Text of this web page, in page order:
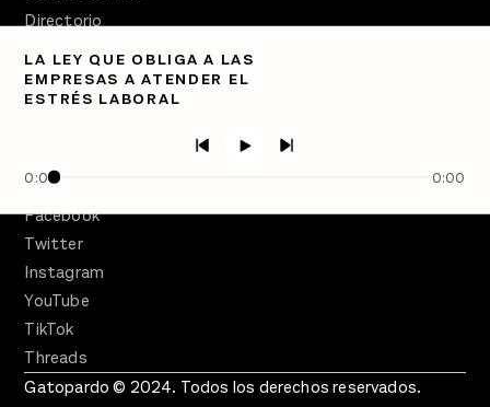
LA LEY QUE OBLIGA A LAS
EMPRESAS A ATENDER EL
ESTRÉS LABORAL
0:00 0:00
Directorio
PÓDCASTS
Semanario Gatopardo
Facebook
Twitter
Instagram
YouTube
TikTok
Threads
Gatopardo © 2024. Todos los derechos reservados.